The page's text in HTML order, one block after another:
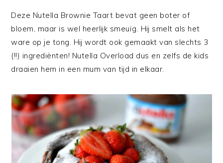
Deze Nutella Brownie Taart bevat geen boter of
bloem, maar is wel heerlijk smeuïg. Hij smelt als het
ware op je tong. Hij wordt ook gemaakt van slechts 3
(!!) ingrediënten! Nutella Overload dus en zelfs de kids
draaien hem in een mum van tijd in elkaar.